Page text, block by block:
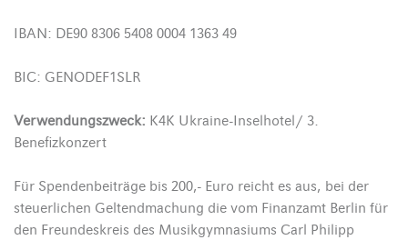
IBAN: DE90 8306 5408 0004 1363 49
BIC: GENODEF1SLR
Verwendungszweck: K4K Ukraine-Inselhotel/ 3.
Benefizkonzert
Für Spendenbeiträge bis 200,- Euro reicht es aus, bei der
steuerlichen Geltendmachung die vom Finanzamt Berlin für
den Freundeskreis des Musikgymnasiums Carl Philipp